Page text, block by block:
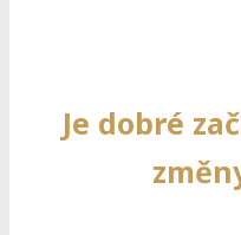
Je dobré